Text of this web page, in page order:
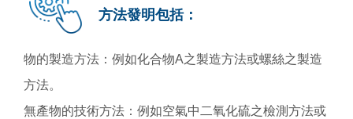
方法發明包括：
物的製造方法：例如化合物A之製造方法或螺絲之製造
方法。
無產物的技術方法：例如空氣中二氧化硫之檢測方法或